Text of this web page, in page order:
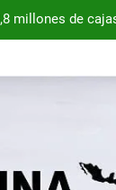
millones de
millones de